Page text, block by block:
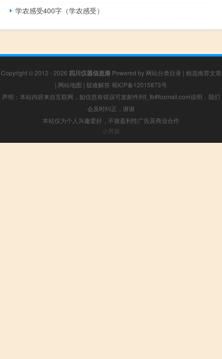
学农感受400字（学农感受）
Copyright © 2012 - 2026 四川仪器信息港Powered by 网站分类目录 | 精选推荐文章
| 网站地图 | 疑难解答 蜀ICP备12015873号
声明：本站内容来自互联网，如信息有错误可发邮件到f_fb#foxmail.com说明，我们
会及时纠正，谢谢
本站仅为个人兴趣爱好，不接盈利性广告及商业合作
小男孩